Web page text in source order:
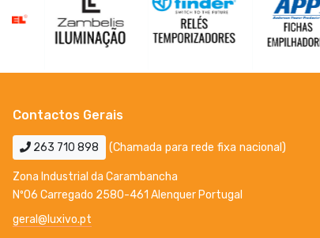
Contactos Gerais
263 710 898 (Chamada para rede fixa nacional)
Zona Industrial da Carambancha
Nº06 Carregado 2580-461 Alenquer Portugal
geral@luxivo.pt